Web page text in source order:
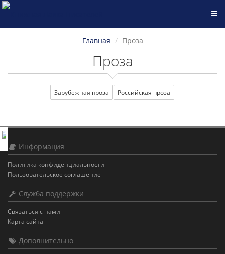
Главная Проза
Проза
Зарубежная проза Российская проза
Информация
Политика конфиденциальности
Пользовательское соглашение
Служба поддержки
Связаться с нами
Карта сайта
Дополнительно